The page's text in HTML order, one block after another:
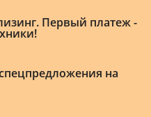
Первый платеж -
на